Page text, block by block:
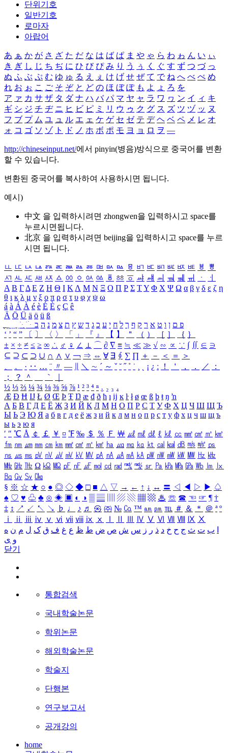
단위기호
일반기호
로마자
아랍어
あ ぁ か が さ ざ た だ な は ば ぱ ま や ゃ ら わ ゎ ん い ぃ
き ぎ し じ ち ぢ に ひ び ぴ み り う ぅ く ぐ す ず つ づ っ
ぬ ふ ぶ ぷ む ゆ ゅ る え ぇ け げ せ ぜ て で ね へ べ ぺ め
れ お ぉ こ ご そ ぞ と ど の ほ ぼ ぽ も よ ょ ろ を
ア ァ カ サ ザ タ ダ ナ ハ バ パ マ ヤ ャ ラ ワ ヮ ン イ ィ キ
ギ シ ジ チ ヂ ニ ヒ ビ ピ ミ リ ウ ゥ ク グ ス ズ ツ ヅ ッ ヌ
フ ブ プ ム ユ ュ ル エ ェ ケ ゲ セ ゼ テ デ ヘ ベ ペ メ レ オ
ォ コ ゴ ソ ゾ ト ド ノ ホ ボ ポ モ ヨ ョ ロ ヲ ―
http://chineseinput.net/에서 pinyin(병음)방식으로 중국어를 변환
할 수 있습니다.
변환된 중국어를 복사하여 사용하시면 됩니다.
예시)
中文 을 입력하시려면 zhongwen을 입력하시고 space를
누르시면됩니다.
北京 을 입력하시려면 beijing을 입력하시고 space를 누르
시면 됩니다.
ㅥ ㅦ ㅧ ㅨ ㅩ ㅪ ㅫ ㅬ ㅭ ㅮ ㅯ ㅰ ㅱ ㅲ ㅳ ㅴ ㅵ ㅶ ㅷ ㅸ
ㅹ
ㅺ ㅻ ㅼ ㅽ ㅾ ㅿ ㆀ ㆁ ㆂ ㆃ ㆄ ㆅ ㆆ ㆇ ㆈ ㆉ ㆊ ㆋ ㆌ ㆍ
ㆎ
Α Β ΓΔ Ε Ζ Η Θ Ι ΚΛ Μ Ν Ξ Ο Π Ρ Σ ΤΥ Φ Χ Ψ Ω α β γ δ ε ζ η
θ ι κ λ μ ν ξ ο π ρ σ τ υ φ χ ψ ω
á à Á À é è É È ç Ç ê
Ä Ö Ü ä ö ü ß
ִֶֹ ֻּ ׁׂ פ ם ן ו ט א ר ק ף ך ל ח י ע כ ג ד ש ץ ת צ מ נ ה ב
‘ ’ “ ” 〔 〕 〈 〉 「 」 『 』 【 】 ＂ （ ） ［ ］ ｛ ｝
± × ÷ ≠ ≤ ≥ ∞ ∴ ♂ ♀ ∠ ⊥ ⌒ ∂ ∇ ≡ ≒ ≪ ≫ √ ∽ ∝ ∵ ∫ ∬ ∈ ∋
⊆ ⊇ ⊂ ⊃ ∪ ∩ ∧ ∨ ￢ ⇒ ⇔ ∀ ∃ ∮ ∑ ∏ ＋ － ＜ ＝
＞
、
。 · ‥ … ¨ 〃 ― ＼ ∼ ´ ～ ˇ ˘ ˝ ˚ ˙ ¸ ¡ ¿ ː ！ ＇ ， ． ／
：
；
？ ＾ ｀
½ ⅓ ⅔ ¼ ¾ ⅛ ⅜ ⅝ ⅞ ¹ ² ³ ⁴ ⁿ ₁ ₂ ₃ ₄
Æ Ð Ħ Ĳ Ł Ø Œ Þ Ŧ Ŋ æ đ ð ħ ı ĳ ĸ ŀ ł ø œ ß þ ŧ ŋ ŉ
А Б В Г Д Е Ё Ж З И Й К Л М Н О П Р С Т У Ф Х Ц Ч Ш Щ Ъ
Ы Ь Э Ю Я а б в г д е ё ж з и й к л м н о п р с т у ф х ц ч ш щ ъ
ы ь э ю я
′ ″ ℃ Å ￠ ￡ ￥ ¤ ℉ ‰ ＄ ％ Ｆ ￦ ㎕ ㎖ ㎗ ℓ ㎘ ㏄ ㎣ ㎤ ㎥ ㎦
㎙ ㎚ ㎛ ㎜ ㎝ ㎞ ㎟ ㎠ ㎡ ㎢ ㏊ ㎍ ㎎ ㎏ ㏏ ㎈ ㎉ ㏈ ㎧ ㎨ ㎰
㎱ ㎲ ㎳ ㎴ ㎵ ㎶ ㎷ ㎸ ㎹ ㎀ ㎁ ㎂ ㎃ ㎄ ㎺ ㎻ ㎽ ㎾ ㎿ ㎐ ㎑
㎒ ㎓ ㎔ Ω ㏀ ㏁ ㎊ ㎋ ㎌ ㏖ ㏅ ㎭ ㎮ ㎯ ㏛ ㎩ ㎪ ㎫ ㎬ ㏝ ㏐
㏓
㏃ ㏉ ㏜ ㏆
§ ※ ☆ ★ ○ ● ◎ ◇ ◆ □ ■ △ ▽ → ← ↑ ↓ ↔ 〓 ◁ ◀ ▷ ▶ ♤
♠ ♡ ♥ ♧ ♣ ⊙ ◈ ▣ ◐ ◑ ▒ ▤ ▨ ▧ ▦ ▩ ♨ ☏ ☎ ☜ ☞ ¶ †
‡ ↕ ↗ ↙ ↖ ↘ ♭ ♩ ♪ ♬ ㉿ ㈜ № ㏇ ™ ㏂ ㏘ ℡ ＃ ＆ ＊ ＠ ª º
ⅰ
ⅱ ⅲ ⅳ ⅴ ⅵ ⅶ ⅷ ⅸ ⅹ Ⅳ Ⅴ Ⅵ Ⅶ Ⅷ Ⅸ Ⅹ
ب ت ث ج ح خ د ذ ر ز س ش ص ض ط ظ ع غ ف ق ک ل م ن ه
و ی
닫기
통합검색
국내학술논문
학위논문
해외학술논문
학술지
단행본
연구보고서
공개강의
home